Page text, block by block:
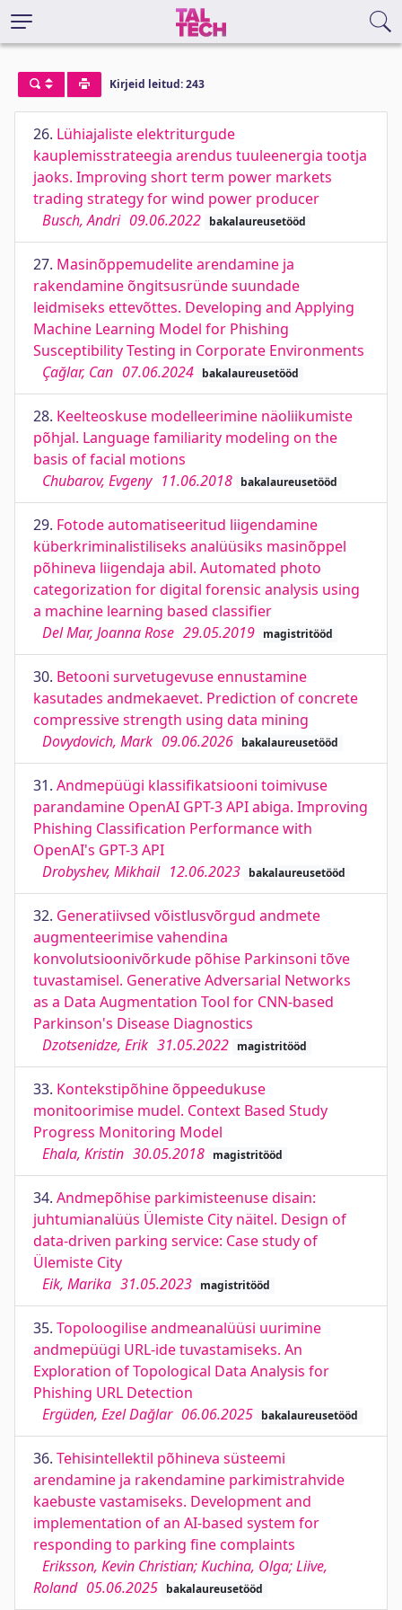
Kirjeid leitud: 243
26. Lühiajaliste elektriturgude
kauplemisstrateegia arendus tuuleenergia tootja
jaoks. Improving short term power markets
trading strategy for wind power producer
Busch, Andri 09.06.2022 bakalaureusetööd
27. Masinõppemudelite arendamine ja
rakendamine õngitsusründe suundade
leidmiseks ettevõttes. Developing and Applying
Machine Learning Model for Phishing
Susceptibility Testing in Corporate Environments
Çağlar, Can 07.06.2024 bakalaureusetööd
28. Keelteoskuse modelleerimine näoliikumiste
põhjal. Language familiarity modeling on the
basis of facial motions
Chubarov, Evgeny 11.06.2018 bakalaureusetööd
29. Fotode automatiseeritud liigendamine
küberkriminalistiliseks analüüsiks masinõppel
põhineva liigendaja abil. Automated photo
categorization for digital forensic analysis using
a machine learning based classifier
Del Mar, Joanna Rose 29.05.2019 magistritööd
30. Betooni survetugevuse ennustamine
kasutades andmekaevet. Prediction of concrete
compressive strength using data mining
Dovydovich, Mark 09.06.2026 bakalaureusetööd
31. Andmepüügi klassifikatsiooni toimivuse
parandamine OpenAI GPT-3 API abiga. Improving
Phishing Classification Performance with
OpenAI's GPT-3 API
Drobyshev, Mikhail 12.06.2023 bakalaureusetööd
32. Generatiivsed võistlusvõrgud andmete
augmenteerimise vahendina
konvolutsioonivõrkude põhise Parkinsoni tõve
tuvastamisel. Generative Adversarial Networks
as a Data Augmentation Tool for CNN-based
Parkinson's Disease Diagnostics
Dzotsenidze, Erik 31.05.2022 magistritööd
33. Kontekstipõhine õppeedukuse
monitoorimise mudel. Context Based Study
Progress Monitoring Model
Ehala, Kristin 30.05.2018 magistritööd
34. Andmepõhise parkimisteenuse disain:
juhtumianalüüs Ülemiste City näitel. Design of
data-driven parking service: Case study of
Ülemiste City
Eik, Marika 31.05.2023 magistritööd
35. Topoloogilise andmeanalüüsi uurimine
andmepüügi URL-ide tuvastamiseks. An
Exploration of Topological Data Analysis for
Phishing URL Detection
Ergüden, Ezel Dağlar 06.06.2025 bakalaureusetööd
36. Tehisintellektil põhineva süsteemi
arendamine ja rakendamine parkimistrahvide
kaebuste vastamiseks. Development and
implementation of an AI-based system for
responding to parking fine complaints
Eriksson, Kevin Christian; Kuchina, Olga; Liive,
Roland 05.06.2025 bakalaureusetööd